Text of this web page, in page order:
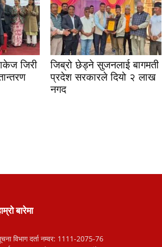
जिरी
जिब्रो छेड्ने सुजनलाई बागमती
प्रदेश सरकारले दियो २ लाख
नगद
बारेमा
विभाग दर्ता नम्वर: 1111-2075-76